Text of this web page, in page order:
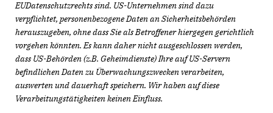
EUDatenschutzrechts sind. US-Unternehmen sind dazu
verpflichtet, personenbezogene Daten an Sicherheitsbehörden
herauszugeben, ohne dass Sie als Betroffener hiergegen gerichtlich
vorgehen könnten. Es kann daher nicht ausgeschlossen werden,
dass US-Behörden (z.B. Geheimdienste) Ihre auf US-Servern
befindlichen Daten zu Überwachungszwecken verarbeiten,
auswerten und dauerhaft speichern. Wir haben auf diese
Verarbeitungstätigkeiten keinen Einfluss.